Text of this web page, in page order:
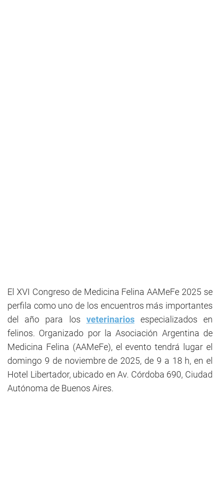
El XVI Congreso de Medicina Felina AAMeFe 2025 se
perfila como uno de los encuentros más importantes
del año para los veterinariosespecializados en
felinos. Organizado por la Asociación Argentina de
Medicina Felina (AAMeFe), el evento tendrá lugar el
domingo 9 de noviembre de 2025, de 9 a 18 h, en el
Hotel Libertador, ubicado en Av. Córdoba 690, Ciudad
Autónoma de Buenos Aires.